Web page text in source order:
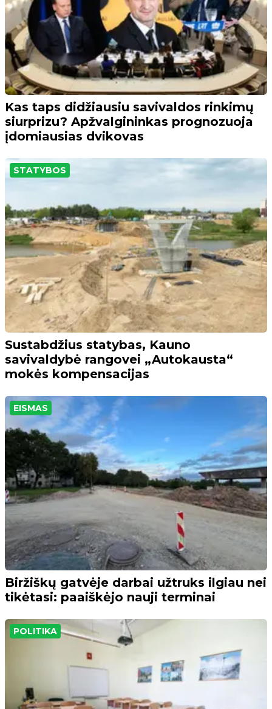
Kas taps didžiausiu savivaldos rinkimų
siurprizu? Apžvalgininkas prognozuoja
įdomiausias dvikovas
STATYBOS
Sustabdžius statybas, Kauno
savivaldybė rangovei „Autokausta“
mokės kompensacijas
EISMAS
Biržiškų gatvėje darbai užtruks ilgiau nei
tikėtasi: paaiškėjo nauji terminai
POLITIKA